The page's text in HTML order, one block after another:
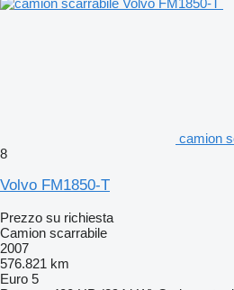
camion
8
Volvo FM1850-T
Prezzo su richiesta
Camion scarrabile
2007
576.821 km
Euro 5